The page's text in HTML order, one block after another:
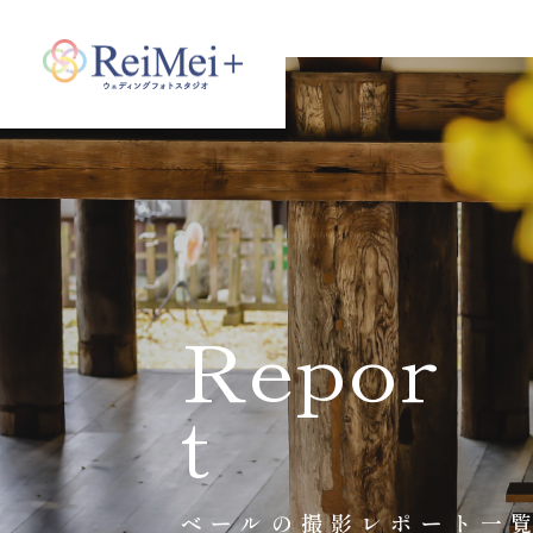
Repor
t
ベールの撮影レポート一